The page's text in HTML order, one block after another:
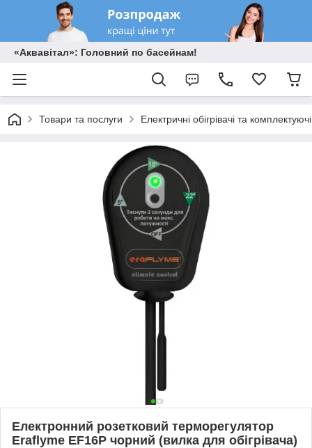
«Аквавітал»: Головний по басейнам!
Товари та послуги Електричні обігрівачі та комплектуючі
Електронний розетковий терморегулятор
Eraflyme EF16P чорний (вилка для обігрівача)